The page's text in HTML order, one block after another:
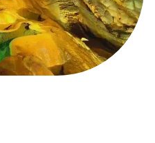
salmonidés. Truites,
feront le bonheur des
Vous pourrez
des carnassiers,